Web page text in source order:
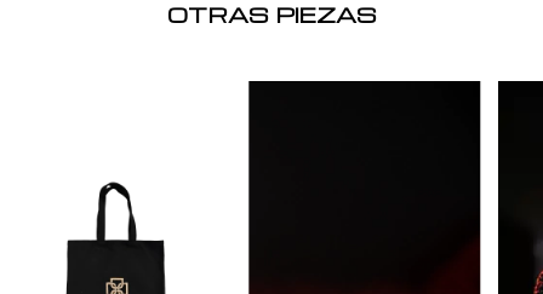
OTRAS PIEZAS